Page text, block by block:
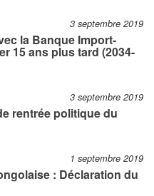
3 septembre 2019
la Banque Import-
15 ans plus tard (2034-
3 septembre 2019
rentrée politique du
1 septembre 2019
: Déclaration du